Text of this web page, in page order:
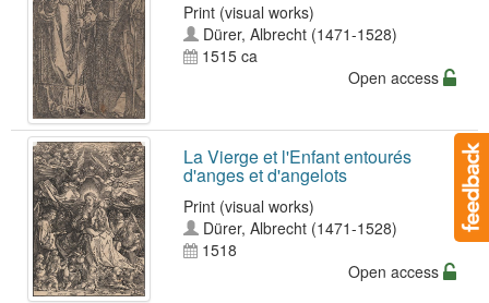
Print (visual works)
Dürer, Albrecht (1471-1528)
1515 ca
Open access
La Vierge et l'Enfant entourés
d'anges et d'angelots
Print (visual works)
Dürer, Albrecht (1471-1528)
1518
Open access